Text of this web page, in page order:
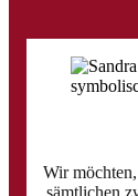
Wir
sämtlichen